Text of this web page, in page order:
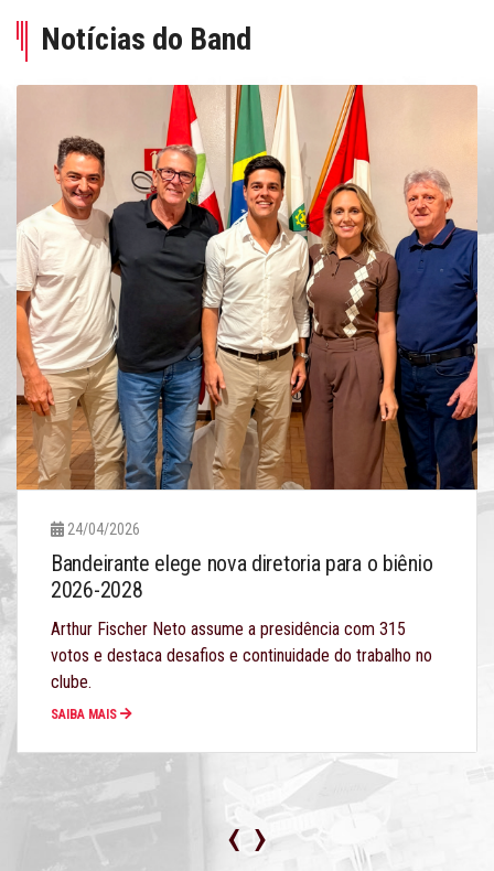
Notícias do Band
24/04/2026
Bandeirante elege nova diretoria para o biênio
2026-2028
Arthur Fischer Neto assume a presidência com 315
votos e destaca desafios e continuidade do trabalho no
clube.
SAIBA MAIS
‹ ›